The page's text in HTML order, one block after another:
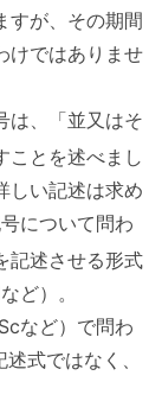
すが、その期間
けではありませ
は、「並又はそ
ことを述べまし
しい記述は求め
について問わ
記述させる形式
ど）。
など）で問わ
式ではなく、